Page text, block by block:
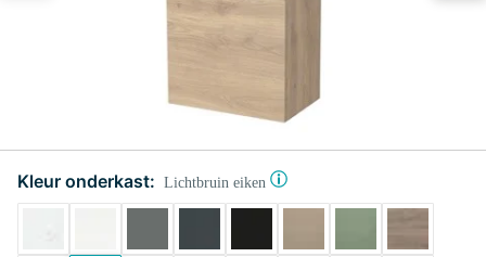
Kleur onderkast: Lichtbruin eiken